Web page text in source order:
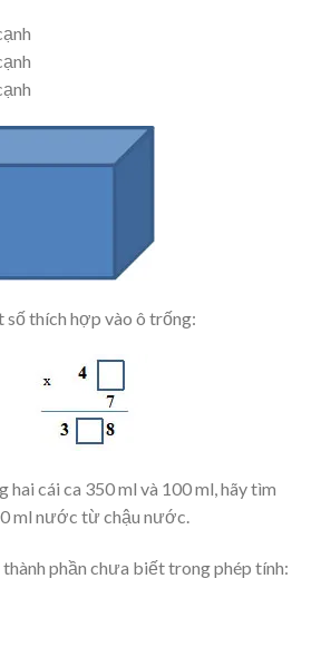
số thích hợp vào ô trống:
hai cái ca 350 ml và 100 ml, hãy tìm
ml nước từ chậu nước.
phần chưa biết trong phép tính: